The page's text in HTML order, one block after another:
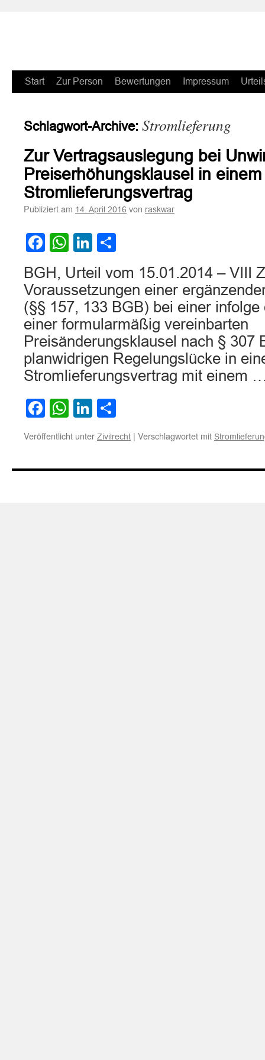
Zum
springen
Start Zur Person Bewertungen Impressum
Schlagwort-Archive: Stromlieferung
Zur Vertragsauslegung bei
Preiserhöhungsklausel in einem
Stromlieferungsvertrag
Publiziert am 14. April 2016 von raskwar
Facebook
WhatsApp
LinkedIn
BGH, Urteil vom 15.01.2014 – VIII
Voraussetzungen einer
(§§ 157, 133 BGB) bei einer
einer formularmäßig vereinbarten
Preisänderungsklausel nach § 307
planwidrigen Regelungslücke in
Stromlieferungsvertrag mit einem
Facebook
WhatsApp
LinkedIn
Veröffentlicht unter Zivilrecht | Verschlagwortet mit